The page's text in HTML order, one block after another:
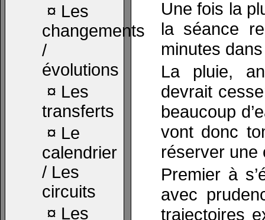
¤ Les
changements
/
évolutions
¤ Les
transferts
¤ Le
calendrier
/ Les
circuits
¤ Les
Une fois la
la séance
minutes
La pluie,
devrait
beaucoup
vont donc
réserver une
Premier à
avec
trajectoires